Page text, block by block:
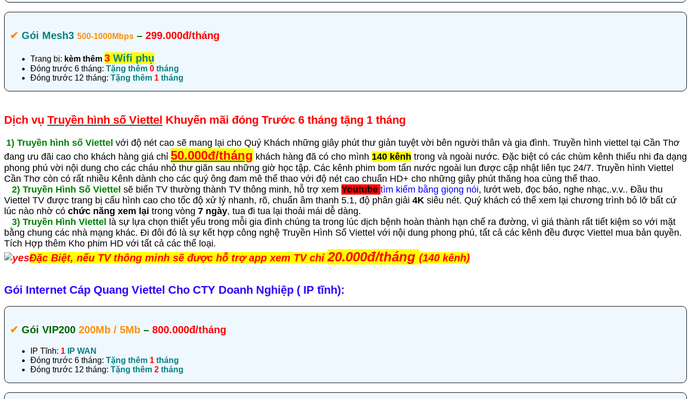
✔‎ Gói Mesh3 500-1000Mbps – 299.000đ/tháng
Trang bị: kèm thêm 3 Wifi phụ
Đóng trước 6 tháng: Tặng thêm 0 tháng
Đóng trước 12 tháng: Tặng thêm 1 tháng
Dịch vụ Truyền hình số Viettel Khuyến mãi đóng Trước 6 tháng tặng 1 tháng
1) Truyền hình số Viettel với độ nét cao sẽ mang lại cho Quý Khách những giây phút thư giản tuyệt vời bên người thân và gia đình. Truyền hình viettel tại Cần Thơ
đang ưu đãi cao cho khách hàng giá chỉ 50.000đ/tháng khách hàng đã có cho mình 140 kênh trong và ngoài nước. Đặc biệt có các chùm kênh thiếu nhi đa dạng
phong phú vời nội dung cho các cháu nhỏ thư giãn sau những giờ học tập. Các kênh phim bom tấn nước ngoài lun được cập nhật liên tục 24/7. Truyền hình Viettel
Cần Thơ còn có rất nhiều Kênh dành cho các quý ông đam mê thể thao với độ nét cao chuẩn HD+ cho những giây phút thăng hoa cùng thể thao.
2) Truyền Hình Số Viettel sẽ biến TV thường thành TV thông minh, hỗ trợ xem Youtube tìm kiếm bằng giọng nói, lướt web, đọc báo, nghe nhạc,.v.v.. Đầu thu
Viettel TV được trang bị cấu hình cao cho tốc độ xử lý nhanh, rõ, chuẩn âm thanh 5.1, độ phân giải 4K siêu nét. Quý khách có thể xem lại chương trình bỏ lỡ bất cứ
lúc nào nhờ có chức năng xem lại trong vòng 7 ngày, tua đi tua lại thoải mái dễ dàng.
3) Truyền Hình Viettel là sự lựa chọn thiết yếu trong mỗi gia đình chúng ta trong lúc dịch bệnh hoàn thành hạn chế ra đường, vì giá thành rất tiết kiệm so với mặt
bằng chung các nhà mạng khác. Đi đôi đó là sự kết hợp công nghệ Truyền Hình Số Viettel với nội dung phong phú, tất cả các kênh đều được Viettel mua bản quyền.
Tích Hợp thêm Kho phim HD với tất cả các thể loại.
Đặc Biệt, nếu TV thông minh sẽ được hỗ trợ app xem TV chỉ20.000đ/tháng (140 kênh)
Gói Internet Cáp Quang Viettel Cho CTY Doanh Nghiệp ( IP tĩnh):
✔‎ Gói VIP200 200Mb / 5Mb – 800.000đ/tháng
IP Tĩnh: 1 IP WAN
Đóng trước 6 tháng: Tặng thêm 1 tháng
Đóng trước 12 tháng: Tặng thêm 2 tháng